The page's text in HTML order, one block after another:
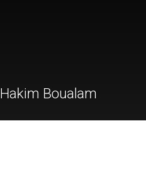
Hakim Boualam